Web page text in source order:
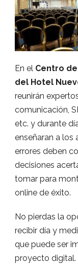
En el Centro
del Hotel
reunirán
comunicación,
etc. y durante
enseñaran a los
errores deben
decisiones
tomar para
online de éxito.
No pierdas la
recibir día y
que puede ser
proyecto digital.